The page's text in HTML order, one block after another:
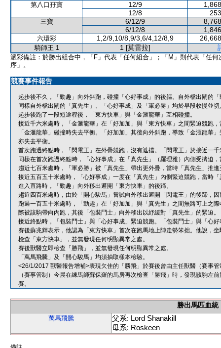
第八口孖寶 12/9
12/8
三寶 6/12/9
6/12/8
六環彩 1,2/9,10/8,9/3,6/4,12/8,9
騎師王 1 1 [莫雷拉]
派彩備註：於勝出組合中，「F」代表「任何組合」；「M」則代表「任何
序」。
競賽事件報告
起步後不久，「勁趣」向外斜跑，碰撞「心好事成」的後軀。自外檔出閘的
同樣自外檔出閘的「真先生」、「心好事成」及「軍必勝」均於早段收慢並
起步後跑了一段短途程後，「東方快車」與「金滙龍華」互相碰撞。
接近千六米處時，「金滙龍華」在「好加加」與「東方快車」之間緊迫競跑
「金滙龍華」碰撞時失去平衡。「好加加」其後向外斜跑，導致「金滙龍華
亦失去平衡。
首次跑過終點時，「閃電王」在外疊競跑，沒有遮擋。「閃電王」於接近一
同樣在首次跑過終點時，「心好事成」在「真先生」（羅理雅）內側受擠迫
趨近七百米處時，「軍必勝」被「真先生」帶出更外疊，當時「真先生」推
接近五百五十米處時，「心好事成」一度在「真先生」內側緊迫競跑，當時
進入直路時，「勁趣」向外移出避開「東方快車」的後蹄。
趨近四百米處時，由於「開心駿馬」嘗試向外移出避開「閃電王」的後蹄，
跑過一百五十米處時，「勁趣」在「好加加」與「真先生」之間無路可上之
際被該駒帶向內跑，其後「包裝鬥士」向外移出以紓緩對「真先生」的緊迫。
接近終點時，「包裝鬥士」與「心好事成」緊迫競跑。「包裝鬥士」與「心
賽後蘇兆輝表示，他認為「東方快車」首次在跑馬地上陣走勢笨拙。他說，
檢查「東方快車」，並無發現任何明顯異常之處。
賽後獸醫立即檢查「勝飛」，並無發現任何明顯異常之處。
「萬馬飛騰」及「開心駿馬」均須抽取樣本檢驗。
<26/1/2017 獸醫報告增補>表現欠佳的「勝飛」於賽後曾由主任獸醫（賽事
（賽事管制）今晨在練馬師蘇保羅的馬房再次檢查「勝飛」時，發現該駒左
賽。
勝出馬匹血統
萬馬飛騰
父系: Lord Shanakill
母系: Roskeen